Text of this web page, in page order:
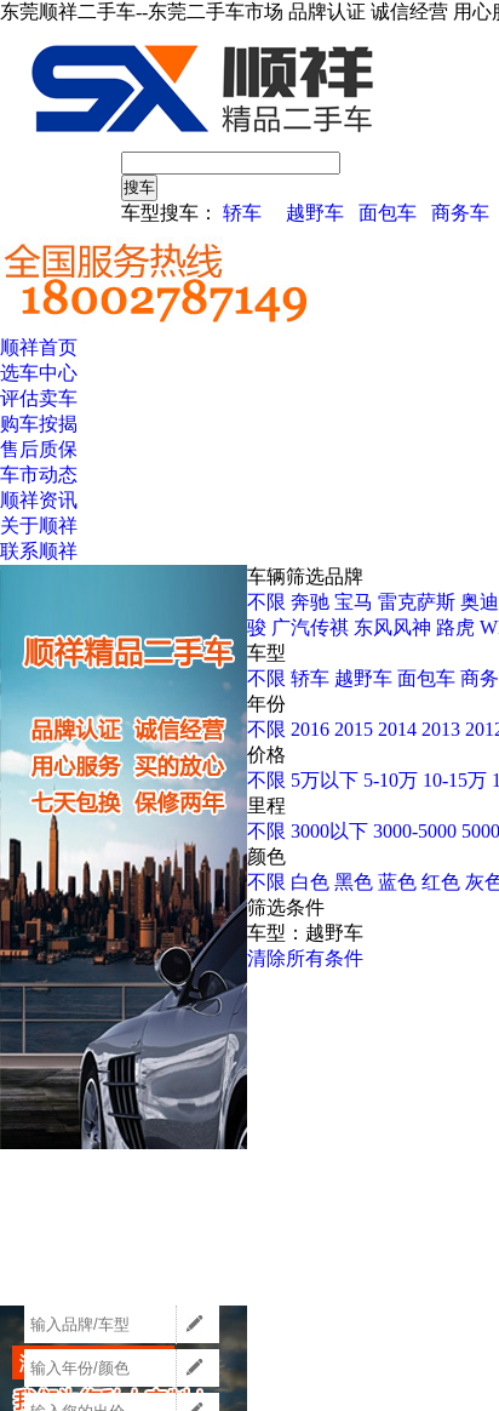
东莞顺祥二手车--东莞二手车市场 品牌认证 诚信经营 用
车型搜车： 轿车 越野车 面包车 商务车
顺祥首页
选车中心
评估卖车
购车按揭
售后质保
车市动态
顺祥资讯
关于顺祥
联系顺祥
车辆筛选品牌
不限 奔驰 宝马 雷克萨斯 奥迪
骏 广汽传祺 东风风神 路虎
车型
不限 轿车 越野车 面包车 商
年份
不限 2016 2015 2014 2013
价格
不限 5万以下 5-10万 10-15万
里程
不限 3000以下 3000-5000
颜色
不限 白色 黑色 蓝色 红色 灰
筛选条件
车型：越野车
清除所有条件